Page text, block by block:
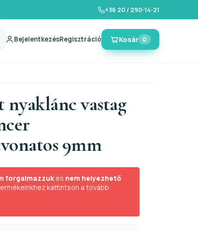
+36 20 / 290-14-21
BejelentkezésRegisztráció Kosár 0
nyaklánc vastag
9mm
forgalmazzukés nem helyezhető
kattintson a tovább